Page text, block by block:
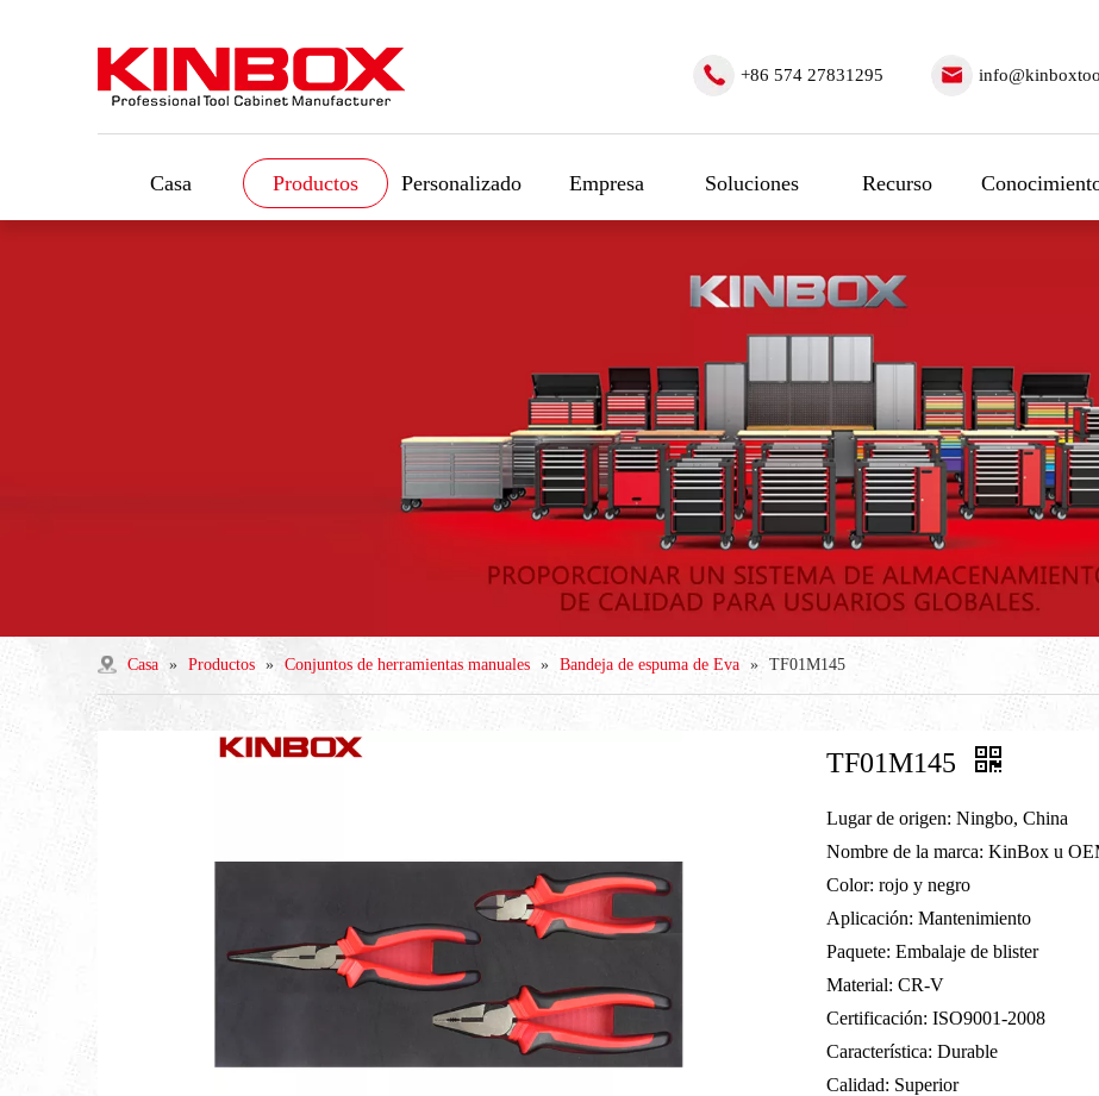
+86 574 27831295
Casa Productos Personalizado Empresa Soluciones Recurso
Casa » Productos » Conjuntos de herramientas manuales » Bandeja de espuma de Eva » TF01M145
TF01M145
Lugar de origen: Ningbo, China
Nombre de la marca: KinBox u
Color: rojo y negro
Aplicación: Mantenimiento
Paquete: Embalaje de blister
Material: CR-V
Certificación: ISO9001-2008
Característica: Durable
Calidad: Superior